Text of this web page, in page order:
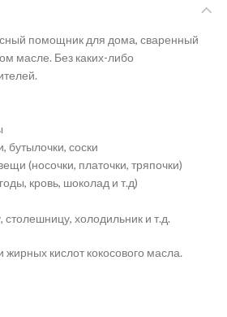
помощник для дома, сваренный
масле. Без каких-либо
бутылочки, соски
(носочки, платочки, тряпочки)
кровь, шоколад и т.д)
холодильник и т.д.
кислот кокосового масла.